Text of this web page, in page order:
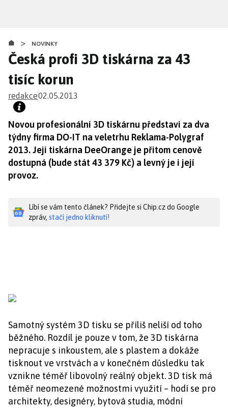
obsahu
> NOVINKY
Česká profi 3D tiskárna za 43
tisíc korun
redakce02.05.2013
Novou profesionální 3D tiskárnu představí za dva
týdny firma DO-IT na veletrhu Reklama-Polygraf
2013. Její tiskárna DeeOrange je přitom cenově
dostupná (bude stát 43 379 Kč) a levný je i její
provoz.
Líbí se vám tento článek? Přidejte si Chip.cz do Google
zpráv, stačí jedno kliknutí!
Samotný systém 3D tisku se příliš neliší od toho
běžného. Rozdíl je pouze v tom, že 3D tiskárna
nepracuje s inkoustem, ale s plastem a dokáže
tisknout ve vrstvách a v konečném důsledku tak
vznikne téměř libovolný reálný objekt. 3D tisk má
téměř neomezené možnostmi využití – hodí se pro
architekty, designéry, bytová studia, módní